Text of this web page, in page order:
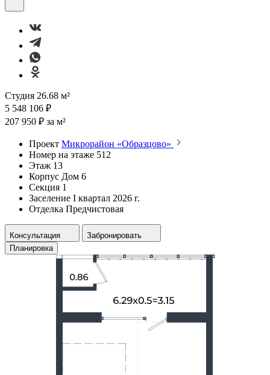
Студия 26.68 м²
5 548 106 ₽
207 950 ₽ за м²
Проект Микрорайон «Образцово»
Номер на этаже 512
Этаж 13
Корпус Дом 6
Секция 1
Заселение I квартал 2026 г.
Отделка Предчистовая
Консультация
Забронировать
Планировка